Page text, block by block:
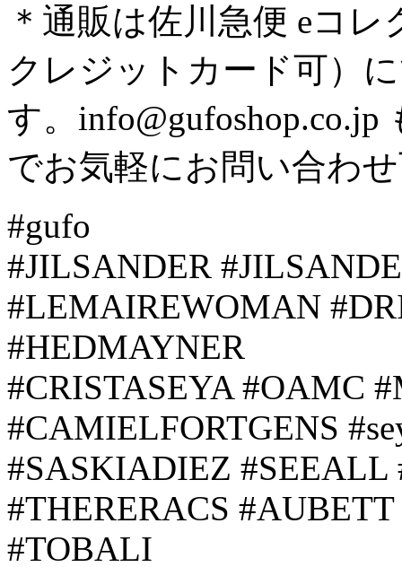
＊通販は佐川急便 eコ
クレジットカード可）
す。info@gufoshop.co.jp
でお気軽にお問い合わ
#gufo
#JILSANDER
#LEMAIREWOMAN
#HEDMAYNER
#CRISTASEYA #OAMC
#CAMIELFORTGENS
#SASKIADIEZ
#THERERACS
#TOBALI